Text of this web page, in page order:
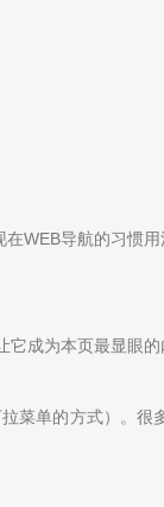
WEB导航的习
成为本页最显眼
菜单的方式）。